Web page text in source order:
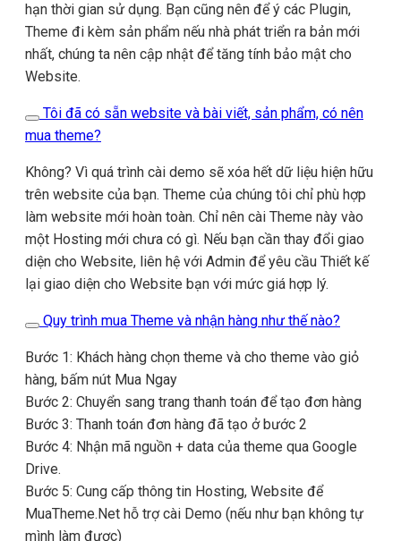
hạn thời gian sử dụng. Bạn cũng nên để ý các Plugin,
Theme đi kèm sản phẩm nếu nhà phát triển ra bản mới
nhất, chúng ta nên cập nhật để tăng tính bảo mật cho
Website.
Tôi đã có sẵn website và bài viết, sản phẩm, có nên
mua theme?
Không? Vì quá trình cài demo sẽ xóa hết dữ liệu hiện hữu
trên website của bạn. Theme của chúng tôi chỉ phù hợp
làm website mới hoàn toàn. Chỉ nên cài Theme này vào
một Hosting mới chưa có gì. Nếu bạn cần thay đổi giao
diện cho Website, liên hệ với Admin để yêu cầu Thiết kế
lại giao diện cho Website bạn với mức giá hợp lý.
Quy trình mua Theme và nhận hàng như thế nào?
Bước 1: Khách hàng chọn theme và cho theme vào giỏ
hàng, bấm nút Mua Ngay
Bước 2: Chuyển sang trang thanh toán để tạo đơn hàng
Bước 3: Thanh toán đơn hàng đã tạo ở bước 2
Bước 4: Nhận mã nguồn + data của theme qua Google
Drive.
Bước 5: Cung cấp thông tin Hosting, Website để
MuaTheme.Net hỗ trợ cài Demo (nếu như bạn không tự
mình làm được)